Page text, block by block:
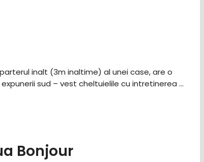
inalt (3m inaltime) al unei case, are o
sud – vest cheltuielile cu intretinerea …
Bonjour